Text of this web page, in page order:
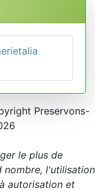
Preservons-
le plus de
nombre, l'utilisation
autorisation et